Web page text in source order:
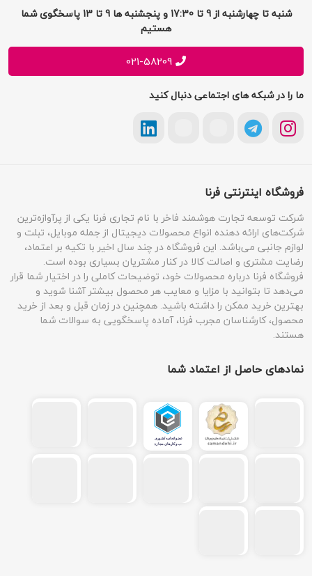
شرایط و قوانین
فرصت های شغلی
پیشنهادات و انتقادات
شنبه تا چهارشنبه از 9 تا 17:30 و پنجشنبه ها 9 تا 13 پاسخگوی شما
هستیم
021-58209
ما را در شبکه های اجتماعی دنبال کنید
فروشگاه اینترنتی فرنا
شرکت توسعه تجارت هوشمند فاخر با نام تجاری فرنا یکی از پرآوازه‌ترین
شرکت‌های ارائه دهنده انواع محصولات دیجیتال از جمله موبایل، تبلت و
لوازم جانبی می‌باشد. این فروشگاه در چند سال اخیر با تکیه بر اعتماد،
رضایت مشتری و اصالت کالا در کنار مشتریان بسیاری بوده است.
فروشگاه فرنا درباره محصولات خود، توضیحات کاملی را در اختیار شما قرار
می‌دهد تا بتوانید با مزایا و معایب هر محصول بیشتر آشنا شوید و
بهترین خرید ممکن را داشته باشید. همچنین در زمان قبل و بعد از خرید
محصول، کارشناسان مجرب فرنا، آماده پاسخگویی به سوالات شما
هستند.
نمادهای حاصل از اعتماد شما